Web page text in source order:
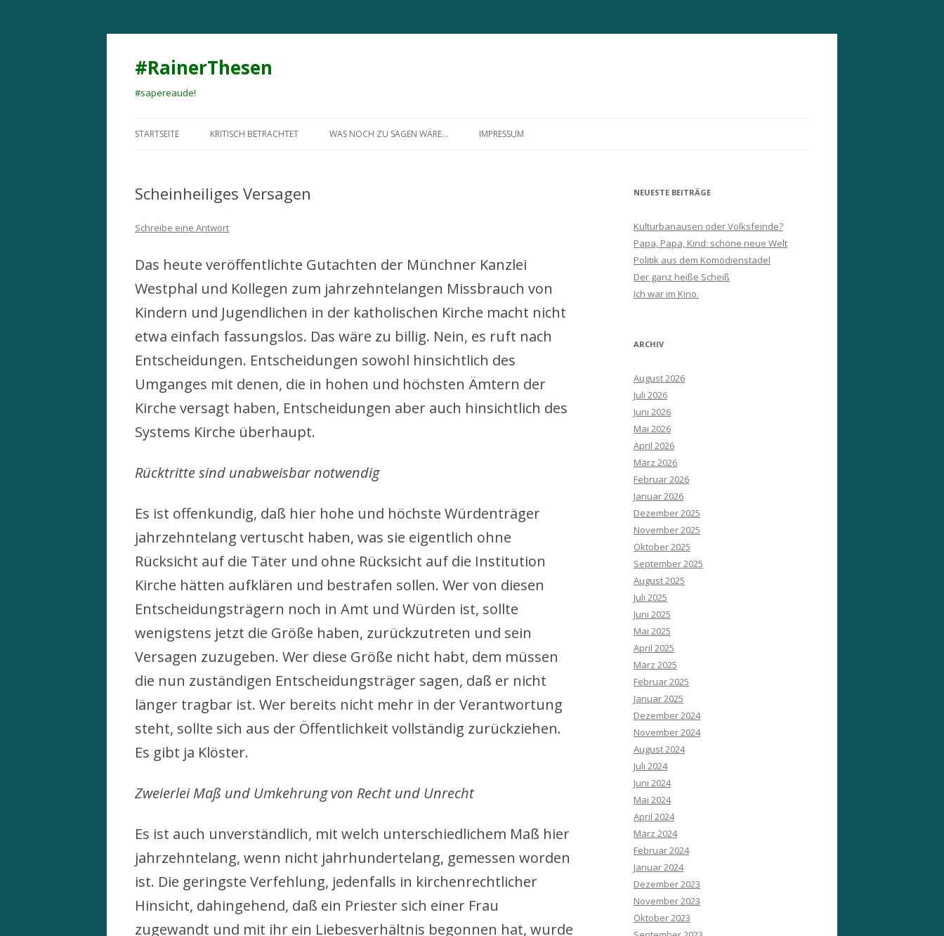
#RainerThesen
#sapereaude!
Inhalt
STARTSEITE KRITISCH BETRACHTET WAS NOCH ZU SAGEN WÄRE… IMPRESSUM
Scheinheiliges Versagen
Schreibe eine Antwort
Das heute veröffentlichte Gutachten der Münchner Kanzlei
Westphal und Kollegen zum jahrzehntelangen Missbrauch von
Kindern und Jugendlichen in der katholischen Kirche macht nicht
etwa einfach fassungslos. Das wäre zu billig. Nein, es ruft nach
Entscheidungen. Entscheidungen sowohl hinsichtlich des
Umganges mit denen, die in hohen und höchsten Ämtern der
Kirche versagt haben, Entscheidungen aber auch hinsichtlich des
Systems Kirche überhaupt.
Rücktritte sind unabweisbar notwendig
Es ist offenkundig, daß hier hohe und höchste Würdenträger
jahrzehntelang vertuscht haben, was sie eigentlich ohne
Rücksicht auf die Täter und ohne Rücksicht auf die Institution
Kirche hätten aufklären und bestrafen sollen. Wer von diesen
Entscheidungsträgern noch in Amt und Würden ist, sollte
wenigstens jetzt die Größe haben, zurückzutreten und sein
Versagen zuzugeben. Wer diese Größe nicht habt, dem müssen
die nun zuständigen Entscheidungsträger sagen, daß er nicht
länger tragbar ist. Wer bereits nicht mehr in der Verantwortung
steht, sollte sich aus der Öffentlichkeit vollständig zurückziehen.
Es gibt ja Klöster.
Zweierlei Maß und Umkehrung von Recht und Unrecht
Es ist auch unverständlich, mit welch unterschiedlichem Maß hier
jahrzehntelang, wenn nicht jahrhundertelang, gemessen worden
ist. Die geringste Verfehlung, jedenfalls in kirchenrechtlicher
Hinsicht, dahingehend, daß ein Priester sich einer Frau
zugewandt und mit ihr ein Liebesverhältnis begonnen hat, wurde
NEUESTE BEITRÄGE
Kulturbanausen oder Volksfeinde?
Papa, Papa, Kind: schöne neue Welt
Politik aus dem Komödienstadel
Der ganz heiße Scheiß
Ich war im Kino.
ARCHIV
August 2026
Juli 2026
Juni 2026
Mai 2026
April 2026
März 2026
Februar 2026
Januar 2026
Dezember 2025
November 2025
Oktober 2025
September 2025
August 2025
Juli 2025
Juni 2025
Mai 2025
April 2025
März 2025
Februar 2025
Januar 2025
Dezember 2024
November 2024
August 2024
Juli 2024
Juni 2024
Mai 2024
April 2024
März 2024
Februar 2024
Januar 2024
Dezember 2023
November 2023
Oktober 2023